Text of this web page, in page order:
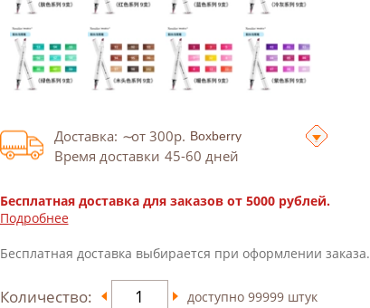
Доставка: от 300р.
Время доставки 45-60 дней
Бесплатная доставка для заказов от 5000 рублей.
Подробнее
Бесплатная доставка выбирается при оформлении заказа.
Количество: доступно 99999штук